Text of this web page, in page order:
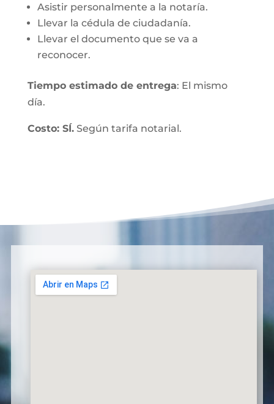
Asistir personalmente a la notaría.
Llevar la cédula de ciudadanía.
Llevar el documento que se va a
reconocer.
Tiempo estimado de entrega: El mismo
día.
Costo: SÍ.Según tarifa notarial.